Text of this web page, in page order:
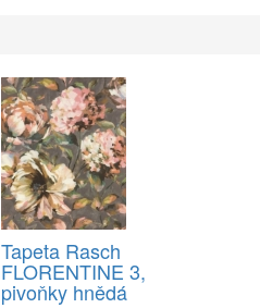
Tapeta Rasch
FLORENTINE 3,
pivoňky hnědá